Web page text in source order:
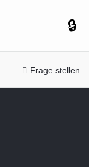
Frage stellen